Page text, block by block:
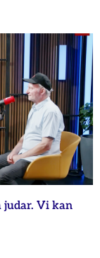
judar. Vi kan